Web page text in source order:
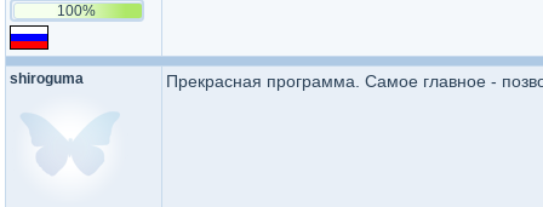
100%
shiroguma Прекрасная программа. Самое главное -